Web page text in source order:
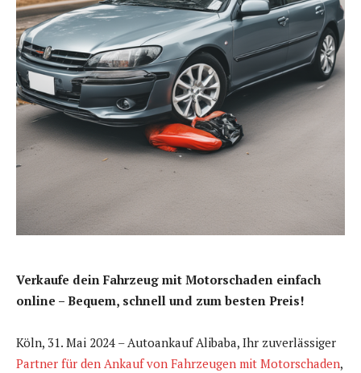
Verkaufe dein Fahrzeug mit Motorschaden einfach
online – Bequem, schnell und zum besten Preis!
Köln, 31. Mai 2024 – Autoankauf Alibaba, Ihr zuverlässiger
Partner für den Ankauf von Fahrzeugen mit Motorschaden,